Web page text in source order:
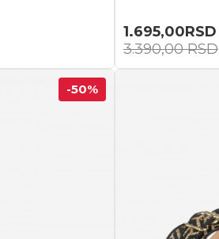
1.695,00RSD
3.390,00RSD
-50%